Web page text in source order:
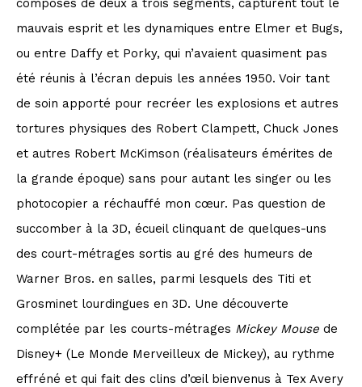
composés de deux à trois segments, capturent tout le
mauvais esprit et les dynamiques entre Elmer et Bugs,
ou entre Daffy et Porky, qui n’avaient quasiment pas
été réunis à l’écran depuis les années 1950. Voir tant
de soin apporté pour recréer les explosions et autres
tortures physiques des Robert Clampett, Chuck Jones
et autres Robert McKimson (réalisateurs émérites de
la grande époque) sans pour autant les singer ou les
photocopier a réchauffé mon cœur. Pas question de
succomber à la 3D, écueil clinquant de quelques-uns
des court-métrages sortis au gré des humeurs de
Warner Bros. en salles, parmi lesquels des Titi et
Grosminet lourdingues en 3D. Une découverte
complétée par les courts-métrages Mickey Mouse de
Disney+ (Le Monde Merveilleux de Mickey), au rythme
effréné et qui fait des clins d’œil bienvenus à Tex Avery